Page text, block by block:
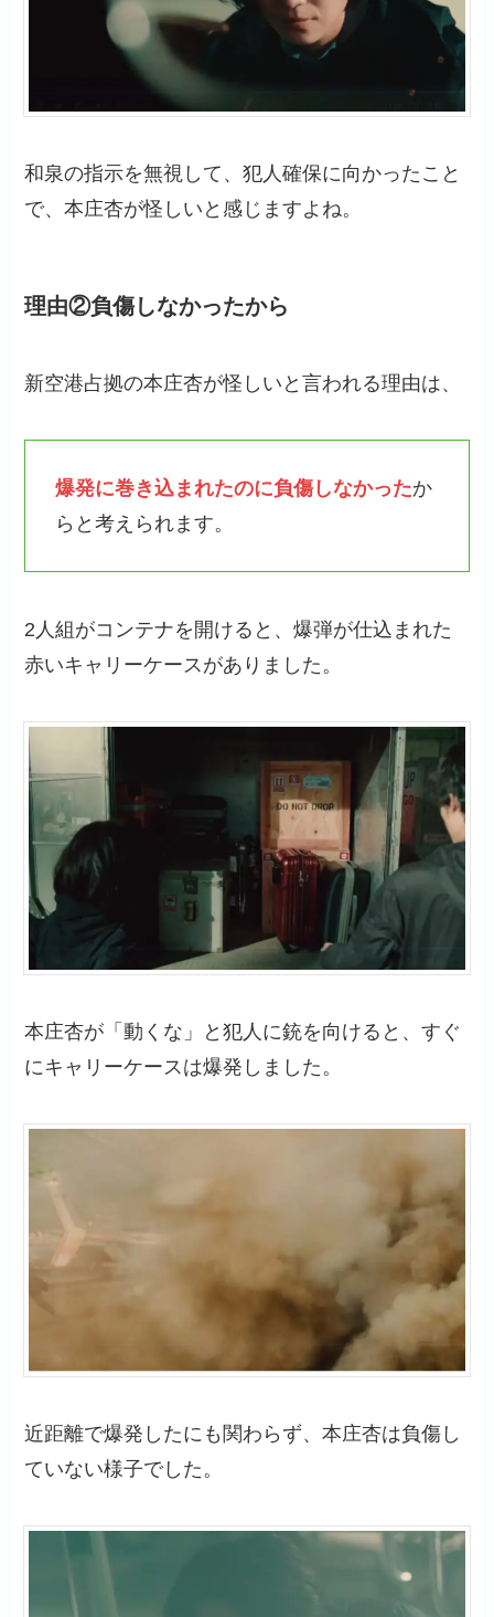
和泉の指示を無視して、犯人確保に向かったこと
で、本庄杏が怪しいと感じますよね。
理由②負傷しなかったから
新空港占拠の本庄杏が怪しいと言われる理由は、
爆発に巻き込まれたのに負傷しなかったか
らと考えられます。
2人組がコンテナを開けると、爆弾が仕込まれた
赤いキャリーケースがありました。
本庄杏が「動くな」と犯人に銃を向けると、すぐ
にキャリーケースは爆発しました。
近距離で爆発したにも関わらず、本庄杏は負傷し
ていない様子でした。